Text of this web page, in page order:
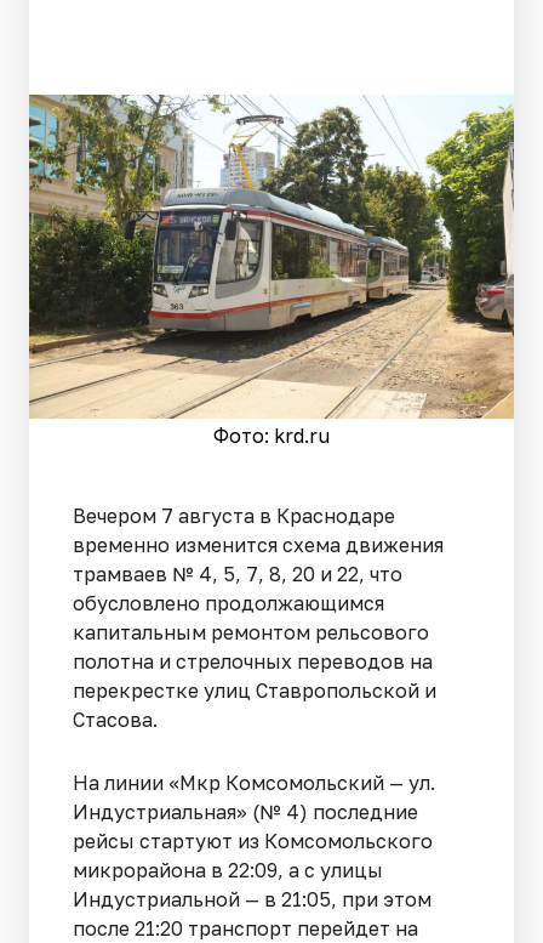
Фото: krd.ru
Вечером 7 августа в Краснодаре
временно изменится схема движения
трамваев № 4, 5, 7, 8, 20 и 22, что
обусловлено продолжающимся
капитальным ремонтом рельсового
полотна и стрелочных переводов на
перекрестке улиц Ставропольской и
Стасова.
На линии «Мкр Комсомольский — ул.
Индустриальная» (№ 4) последние
рейсы стартуют из Комсомольского
микрорайона в 22:09, а с улицы
Индустриальной — в 21:05, при этом
после 21:20 транспорт перейдет на